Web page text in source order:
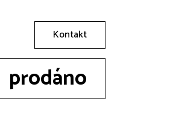
Kontakt
prodáno